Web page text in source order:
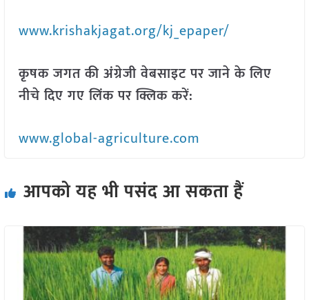
www.krishakjagat.org/kj_epaper/
कृषक जगत की अंग्रेजी वेबसाइट पर जाने के लिए
नीचे दिए गए लिंक पर क्लिक करें:
www.global-agriculture.com
आपको यह भी पसंद आ सकता हैं